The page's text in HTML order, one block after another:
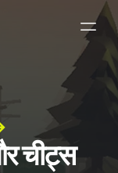
चीट्स